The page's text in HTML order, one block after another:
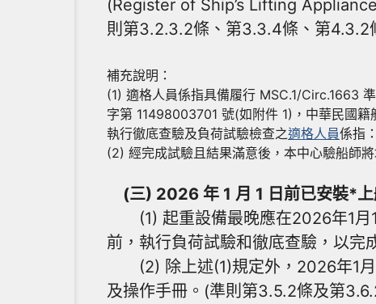
(Register of Ship’s Lifting
則第3.2.3.2條、第3.3.4條、第4.3.2
補充說明：
(1) 適格人員係指具備履行 MSC.1/Circ.1663
字第 11498003701 號(如附件 1)，中華民國籍
執行徹底查驗及負荷試驗檢查之適格人員係指
(2) 經完成試驗且結果滿意後，本中心驗船師
(三) 2026 年 1 月 1 日前已安裝*
(1) 起重設備最晚應在2026年1月1
前，執行負荷試驗和徹底查驗，以
(2) 除上述(1)規定外，2026年1月
及操作手冊。(準則第3.5.2條及第